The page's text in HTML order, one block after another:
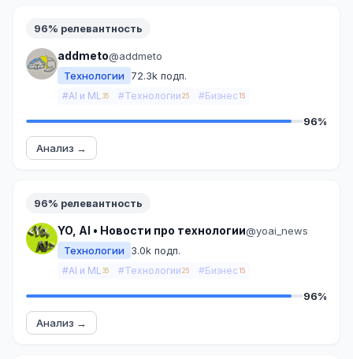
96% релевантность
addmeto@addmeto
Технологии
72.3k подп.
#AI и ML 35 #Технологии 25 #Бизнес 15
96%
Анализ →
96% релевантность
YO, AI • Новости про технологии@yoai_news
Технологии
3.0k подп.
#AI и ML 35 #Технологии 25 #Бизнес 15
96%
Анализ →